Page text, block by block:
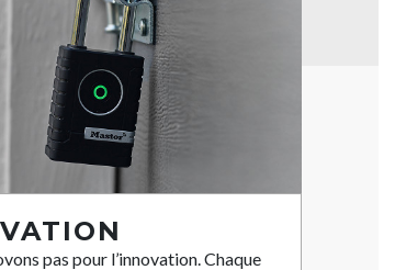
pas pour l’innovation. Chaque